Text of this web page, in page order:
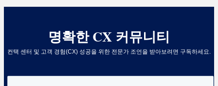
명확한 CX 커뮤니티
컨택 센터 및 고객 경험(CX) 성공을 위한 전문가 조언을 받아보려면 구독하세요.